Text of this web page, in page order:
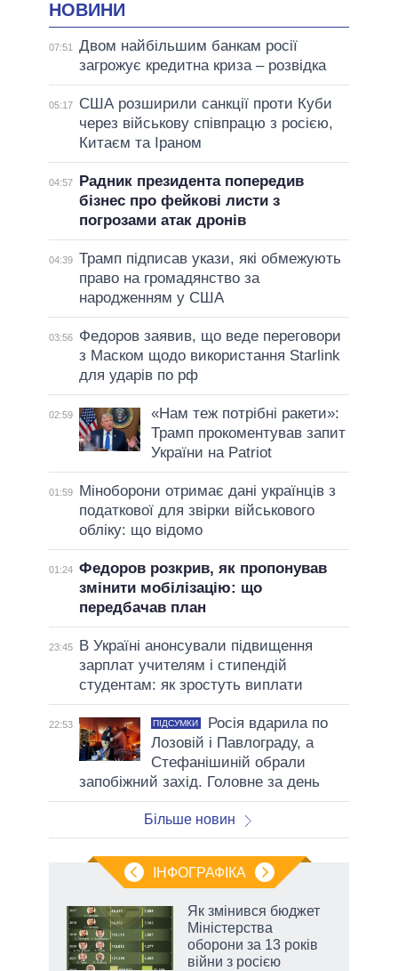
НОВИНИ
07:51 Двом найбільшим банкам росії
загрожує кредитна криза – розвідка
05:17
США розширили санкції проти Куби
через військову співпрацю з росією,
Китаєм та Іраном
04:57
Радник президента попередив
бізнес про фейкові листи з
погрозами атак дронів
04:39 Трамп підписав укази, які обмежують
право на громадянство за
народженням у США
03:56
Федоров заявив, що веде переговори
з Маском щодо використання Starlink
для ударів по рф
02:59
«Нам теж потрібні ракети»:
Трамп прокоментував запит
України на Patriot
01:59
Міноборони отримає дані українців з
податкової для звірки військового
обліку: що відомо
01:24 Федоров розкрив, як пропонував
змінити мобілізацію: що
передбачав план
23:45
В Україні анонсували підвищення
зарплат учителям і стипендій
студентам: як зростуть виплати
22:53 ПІДСУМКИ
Росія вдарила по
Лозовій і Павлограду, а
Стефанішиній обрали
запобіжний захід. Головне за день
Більше новин
ІНФОГРАФІКА
Як змінився бюджет
Міністерства
оборони за 13 років
війни з росією